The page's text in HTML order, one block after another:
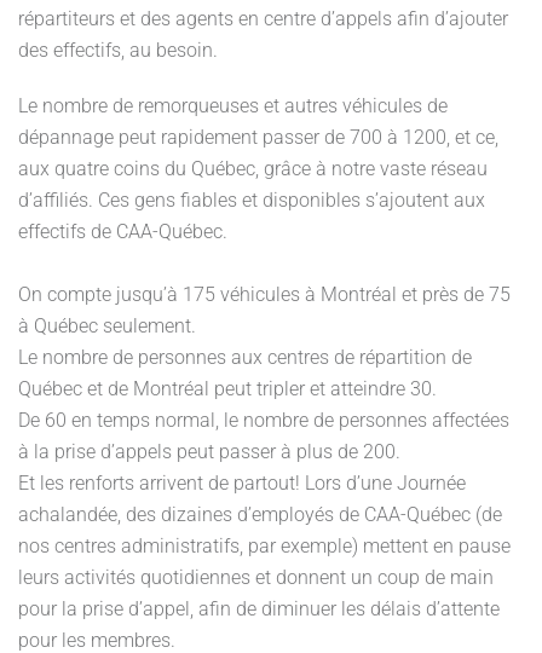
répartiteurs et des agents en centre d’appels afin d’ajouter
des effectifs, au besoin.
Le nombre de remorqueuses et autres véhicules de
dépannage peut rapidement passer de 700 à 1200, et ce,
aux quatre coins du Québec, grâce à notre vaste réseau
d’affiliés. Ces gens fiables et disponibles s’ajoutent aux
effectifs de CAA-Québec.
On compte jusqu’à 175 véhicules à Montréal et près de 75
à Québec seulement.
Le nombre de personnes aux centres de répartition de
Québec et de Montréal peut tripler et atteindre 30.
De 60 en temps normal, le nombre de personnes affectées
à la prise d’appels peut passer à plus de 200.
Et les renforts arrivent de partout! Lors d’une Journée
achalandée, des dizaines d’employés de CAA-Québec (de
nos centres administratifs, par exemple) mettent en pause
leurs activités quotidiennes et donnent un coup de main
pour la prise d’appel, afin de diminuer les délais d’attente
pour les membres.